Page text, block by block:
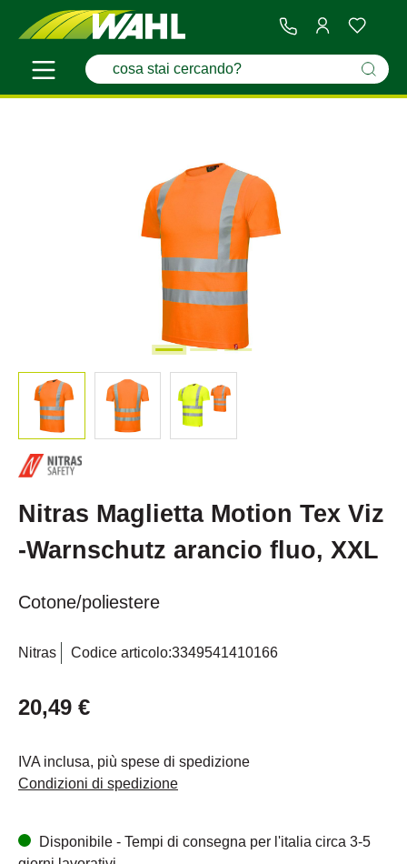
Nitras Maglietta Motion Tex Viz
-Warnschutz arancio fluo, XXL
Cotone/poliestere
Nitras Codice articolo:3349541410166
20,49 €
IVA inclusa, più spese di spedizione
Condizioni di spedizione
Disponibile - Tempi di consegna per l'italia circa 3-5